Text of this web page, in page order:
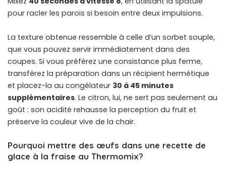
pour racler les parois si besoin entre deux impulsions.
La texture obtenue ressemble à celle d’un sorbet souple,
que vous pouvez servir immédiatement dans des
coupes. Si vous préférez une consistance plus ferme,
transférez la préparation dans un récipient hermétique
et placez-la au congélateur 30 à 45 minutes
supplémentaires. Le citron, lui, ne sert pas seulement au
goût : son acidité rehausse la perception du fruit et
préserve la couleur vive de la chair.
Pourquoi mettre des œufs dans une recette de
glace à la fraise au Thermomix?